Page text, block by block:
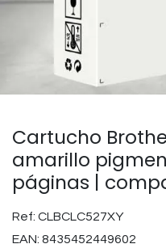
Cartucho
amarillo
páginas |
Ref: CLBCLC527XY
EAN: 8435452449602